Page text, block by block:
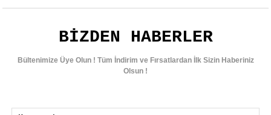
BIZDEN HABERLER
Bültenimize Üye Olun ! Tüm İndirim ve Fırsatlardan İlk Sizin Haberiniz
Olsun !